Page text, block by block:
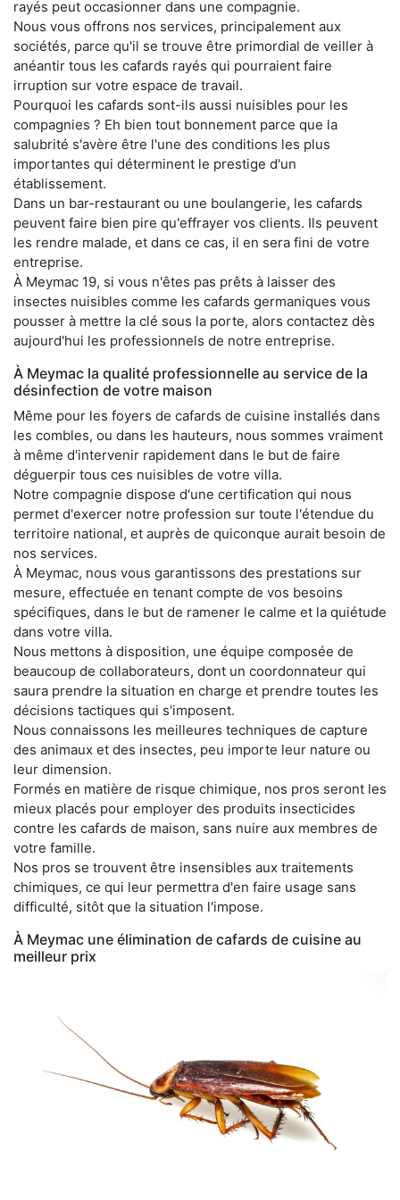
rayés peut occasionner dans une compagnie.
Nous vous offrons nos services, principalement aux
sociétés, parce qu'il se trouve être primordial de veiller à
anéantir tous les cafards rayés qui pourraient faire
irruption sur votre espace de travail.
Pourquoi les cafards sont-ils aussi nuisibles pour les
compagnies ? Eh bien tout bonnement parce que la
salubrité s'avère être l'une des conditions les plus
importantes qui déterminent le prestige d'un
établissement.
Dans un bar-restaurant ou une boulangerie, les cafards
peuvent faire bien pire qu'effrayer vos clients. Ils peuvent
les rendre malade, et dans ce cas, il en sera fini de votre
entreprise.
À Meymac 19, si vous n'êtes pas prêts à laisser des
insectes nuisibles comme les cafards germaniques vous
pousser à mettre la clé sous la porte, alors contactez dès
aujourd'hui les professionnels de notre entreprise.
À Meymac la qualité professionnelle au service de la
désinfection de votre maison
Même pour les foyers de cafards de cuisine installés dans
les combles, ou dans les hauteurs, nous sommes vraiment
à même d'intervenir rapidement dans le but de faire
déguerpir tous ces nuisibles de votre villa.
Notre compagnie dispose d'une certification qui nous
permet d'exercer notre profession sur toute l'étendue du
territoire national, et auprès de quiconque aurait besoin de
nos services.
À Meymac, nous vous garantissons des prestations sur
mesure, effectuée en tenant compte de vos besoins
spécifiques, dans le but de ramener le calme et la quiétude
dans votre villa.
Nous mettons à disposition, une équipe composée de
beaucoup de collaborateurs, dont un coordonnateur qui
saura prendre la situation en charge et prendre toutes les
décisions tactiques qui s'imposent.
Nous connaissons les meilleures techniques de capture
des animaux et des insectes, peu importe leur nature ou
leur dimension.
Formés en matière de risque chimique, nos pros seront les
mieux placés pour employer des produits insecticides
contre les cafards de maison, sans nuire aux membres de
votre famille.
Nos pros se trouvent être insensibles aux traitements
chimiques, ce qui leur permettra d'en faire usage sans
difficulté, sitôt que la situation l'impose.
À Meymac une élimination de cafards de cuisine au
meilleur prix